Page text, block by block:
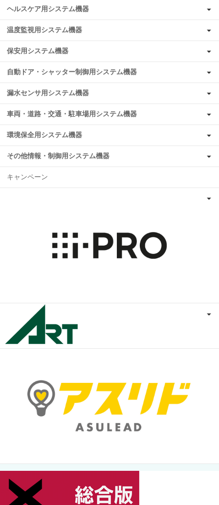
ヘルスケア用システム機器
温度監視用システム機器
保安用システム機器
自動ドア・シャッター制御用システム機器
漏水センサ用システム機器
車両・道路・交通・駐車場用システム機器
環境保全用システム機器
その他情報・制御用システム機器
キャンペーン